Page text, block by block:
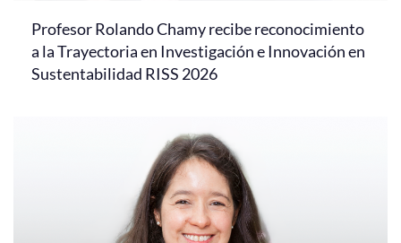
Profesor Rolando Chamy recibe reconocimiento
a la Trayectoria en Investigación e Innovación en
Sustentabilidad RISS 2026